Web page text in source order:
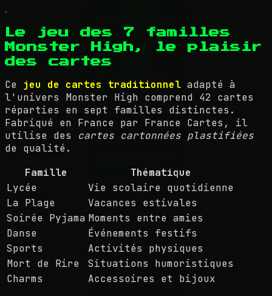
Le jeu des 7 familles
Monster High, le plaisir
des cartes
Ce jeu de cartes traditionnel adapté à
l'univers Monster High comprend 42 cartes
réparties en sept familles distinctes.
Fabriqué en France par France Cartes, il
utilise des cartes cartonnées plastifiées
de qualité.
Famille
Thématique
Lycée
Vie scolaire quotidienne
La Plage
Vacances estivales
Soirée Pyjama Moments entre amies
Danse
Événements festifs
Sports
Activités physiques
Mort de Rire
Situations humoristiques
Charms
Accessoires et bijoux